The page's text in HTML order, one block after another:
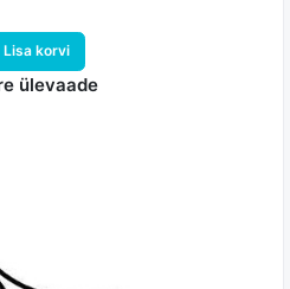
Lisa korvi
ülevaade